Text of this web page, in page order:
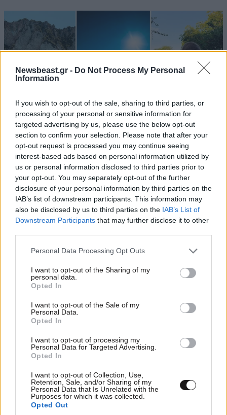
Newsbeast.gr - Do Not Process My Personal
Information
If you wish to opt-out of the sale, sharing to third parties, or
processing of your personal or sensitive information for
targeted advertising by us, please use the below opt-out
section to confirm your selection. Please note that after your
opt-out request is processed you may continue seeing
interest-based ads based on personal information utilized by
us or personal information disclosed to third parties prior to
your opt-out. You may separately opt-out of the further
disclosure of your personal information by third parties on the
IAB’s list of downstream participants. This information may
also be disclosed by us to third parties on the IAB’s List of
Downstream Participants that may further disclose it to other
Please note that this website/app uses one or more Google
not limited to your visit or usage behaviour. You may click to
grant or deny consent to Google and its third-party tags to
use your data for below specified purposes in below Google
consent section.
Personal Data Processing Opt Outs
I want to opt-out of the Sharing of my
personal data.
Opted In
I want to opt-out of the Sale of my
Personal Data.
Opted In
I want to opt-out of processing my
Personal Data for Targeted Advertising.
Opted In
I want to opt-out of Collection, Use,
Retention, Sale, and/or Sharing of my
Personal Data that Is Unrelated with the
Purposes for which it was collected.
Opted Out
LIFESTYLE08·08·2026 19:12
Εριέττα Κούρκουλου – Τα 33α γενέθλια και τα
φιλιά με τον Βύρωνα Βασιλειάδη: «Καμία στιγμή
ευτυχίας δεδομένη»